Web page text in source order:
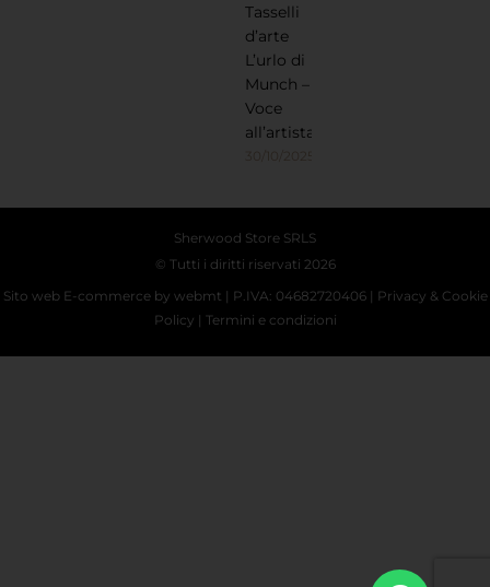
Tasselli
d’arte
L’urlo di
Munch –
Voce
all’artista
30/10/2025
Sherwood Store SRLS
© Tutti i diritti riservati 2026
Sito web E-commerceby webmt | P.IVA: 04682720406 | Privacy & Cookie
Policy | Termini e condizioni